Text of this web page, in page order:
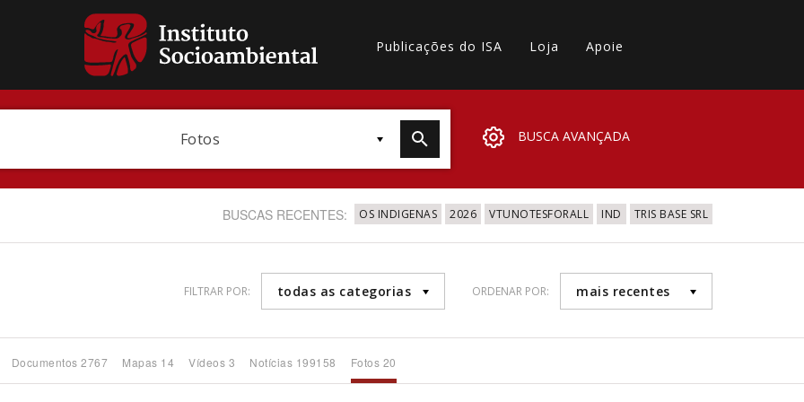
Publicações do ISA Loja Apoie
Fotos BUSCA AVANÇADA
BUSCAS RECENTES: OS INDIGENAS 2026 VTUNOTESFORALL IND TRIS BASE SRL
FILTRAR POR: todas as categorias ORDENAR POR: mais recentes
Documentos 2767 Mapas 14 Vídeos 3 Notícias 199158 Fotos 20